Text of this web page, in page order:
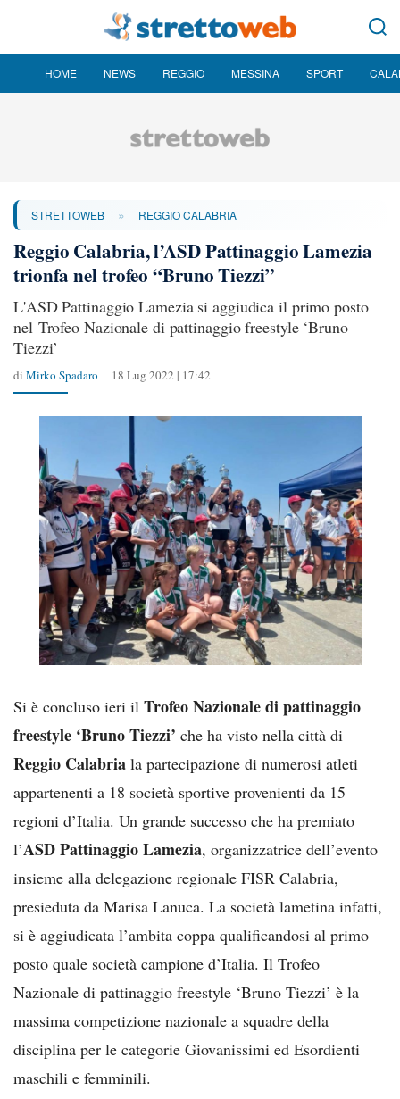
HOME NEWS REGGIO MESSINA SPORT
STRETTOWEB » REGGIO CALABRIA
Reggio Calabria, l’ASD Pattinaggio Lamezia
trionfa nel trofeo “Bruno Tiezzi”
L'ASD Pattinaggio Lamezia si aggiudica il primo posto
nel Trofeo Nazionale di pattinaggio freestyle ‘Bruno
Tiezzi’
di Mirko Spadaro 18 Lug 2022 | 17:42
Si è concluso ieri il Trofeo Nazionale di pattinaggio
freestyle ‘Bruno Tiezzi’ che ha visto nella città di
Reggio Calabria la partecipazione di numerosi atleti
appartenenti a 18 società sportive provenienti da 15
regioni d’Italia. Un grande successo che ha premiato
l’ASD Pattinaggio Lamezia, organizzatrice dell’evento
insieme alla delegazione regionale FISR Calabria,
presieduta da Marisa Lanuca. La società lametina infatti,
si è aggiudicata l’ambita coppa qualificandosi al primo
posto quale società campione d’Italia. Il Trofeo
Nazionale di pattinaggio freestyle ‘Bruno Tiezzi’ è la
massima competizione nazionale a squadre della
disciplina per le categorie Giovanissimi ed Esordienti
maschili e femminili.